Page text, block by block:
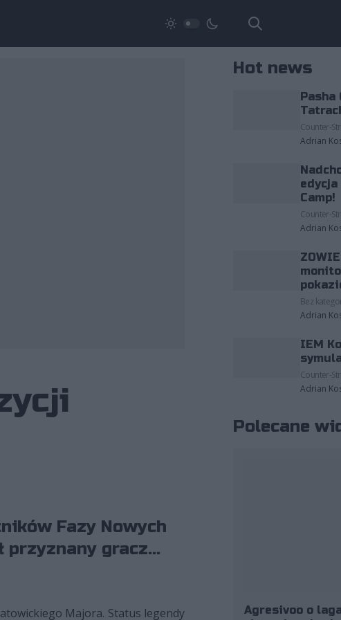
Fazy Nowych
gracz...
Majora. Status legendy
Hot news
Pasha
Counter-
Adrian
edycja
Camp!
Counter-
Adrian
Bez
Adrian
IEM
Counter-
Adrian
Polecane
Agresivoo o